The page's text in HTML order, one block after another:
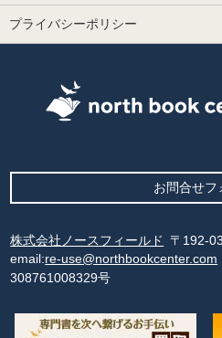
プライバシーポリシー
お問合せフ
株式会社ノースフィールド
〒192-
email:re-use@northbookcenter.com
308761008329号